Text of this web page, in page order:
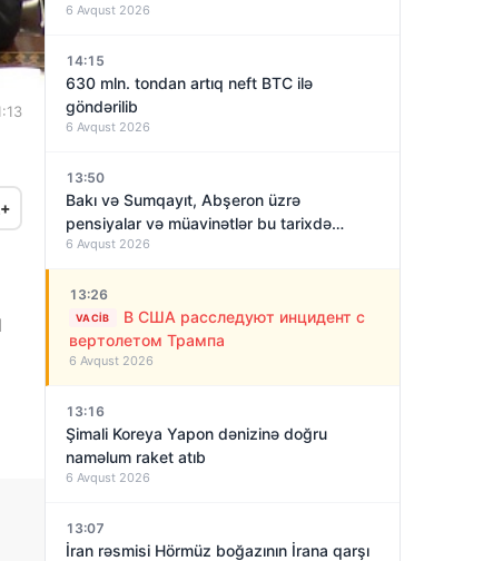
6 Avqust 2026
14:15
630 mln. tondan artıq neft BTC ilə
göndərilib
6 Avqust 2026
13:50
Bakı və Sumqayıt, Abşeron üzrə
pensiyalar və müavinətlər bu tarixdə
veriləcək
6 Avqust 2026
13:26
VACIB
В США расследуют инцидент с
вертолетом Трампа
6 Avqust 2026
13:16
Şimali Koreya Yapon dənizinə doğru
naməlum raket atıb
6 Avqust 2026
13:07
İran rəsmisi Hörmüz boğazının İrana qarşı